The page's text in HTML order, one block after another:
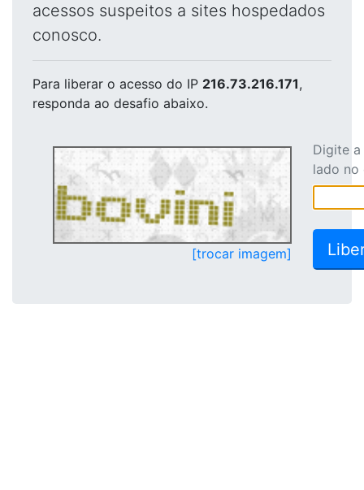
acessos suspeitos a sites hospedados
conosco.
Para liberar o acesso do IP 216.73.216.171,
responda ao desafio abaixo.
[trocar imagem]
Digite
lado no